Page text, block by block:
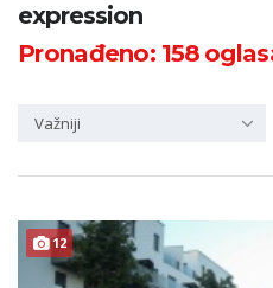
Županija
expression
Pronađeno: 158
Važniji
12